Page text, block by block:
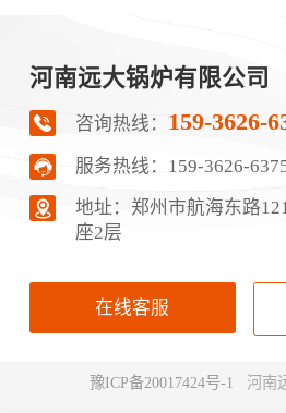
河南远大锅炉有限公司
咨询热线： 159-3626-
服务热线： 159-3626-
地址：郑‮市州‬航‬海东路1210号‮太亚‬时代广场A
座2层
在线客服
豫ICP备20017424号-1 河南